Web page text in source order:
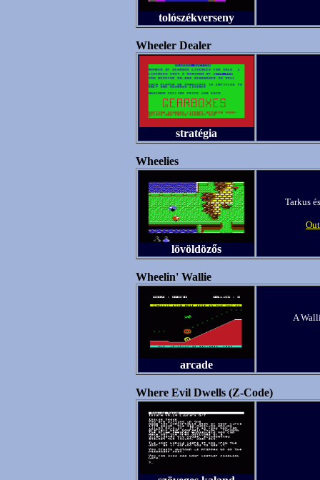
tolószékverseny
Wheeler Dealer
stratégia
Wheelies
lövöldözős
Tarkus
Wheelin' Wallie
arcade
A
Where Evil Dwells (Z-Code)